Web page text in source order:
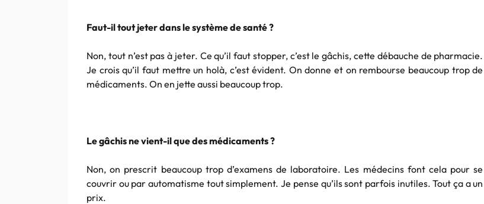
Faut-il tout jeter dans le système de santé ?
Non, tout n’est pas à jeter. Ce qu’il faut stopper, c’est le gâchis, cette débauche de pharmacie.
Je crois qu’il faut mettre un holà, c’est évident. On donne et on rembourse beaucoup trop de
médicaments. On en jette aussi beaucoup trop.
Le gâchis ne vient-il que des médicaments ?
Non, on prescrit beaucoup trop d’examens de laboratoire. Les médecins font cela pour se
couvrir ou par automatisme tout simplement. Je pense qu’ils sont parfois inutiles. Tout ça a un
prix.